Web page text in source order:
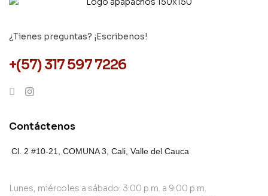
¿Tienes preguntas? ¡Escribenos!
+(57) 317 597 7226
Contáctenos
Cl. 2 #10-21, COMUNA 3, Cali, Valle del Cauca
Lunes, miércoles a sábado: 3:00 p.m. a 9:00 p.m.